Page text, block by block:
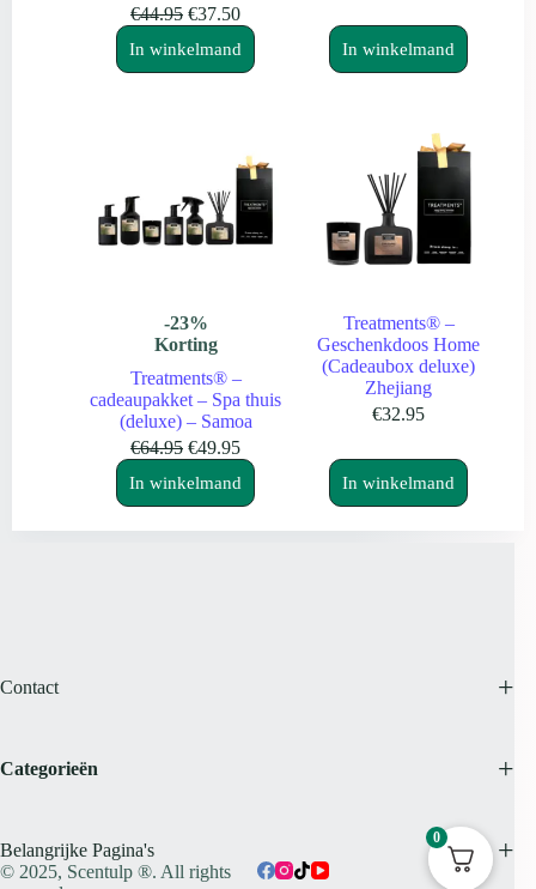
€44.95 Oorspronkelijke
was:
€44.95.
€37.50Huidige
prijs
is:
€37.50.
In winkelmand In winkelmand
-23%
Korting
Treatments® –
cadeaupakket – Spa thuis
(deluxe) – Samoa
€64.95 Oorspronkelijke
was:
€64.95.
€49.95Huidige
prijs
is:
€49.95.
In winkelmand
Treatments® –
Geschenkdoos Home
(Cadeaubox deluxe)
Zhejiang
€32.95
In winkelmand
Contact
Categorieën
Belangrijke Pagina's
© 2025, Scentulp ®. All rights
0